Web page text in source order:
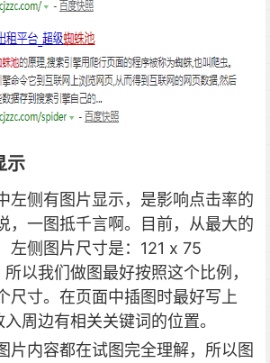
示
左侧有图片显示，是影响点击率的
，一图抵千言啊。目前，从最大的
左侧图片尺寸是：121 x 75
以我们做图最好按照这个比例，
尺寸。在页面中插图时最好写上
周边有相关关键词的位置。
片内容都在试图完全理解，所以图